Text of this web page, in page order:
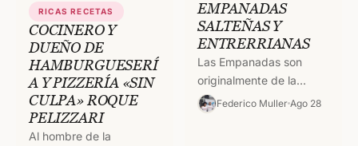
RICAS RECETAS
COCINERO Y
DUEÑO DE
HAMBURGUESERÍ
A Y PIZZERÍA «SIN
CULPA» ROQUE
PELIZZARI
Al hombre de la
EMPANADAS
SALTEÑAS Y
ENTRERRIANAS
Las Empanadas son
originalmente de la
España invadida por los
Federico Muller Ago 28